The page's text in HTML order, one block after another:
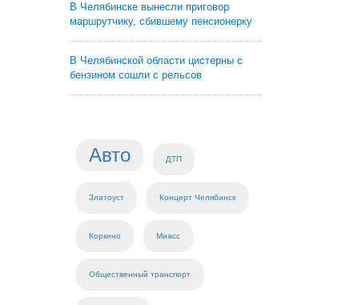
В Челябинске вынесли приговор
маршрутчику, сбившему пенсионерку
В Челябинской области цистерны с
бензином сошли с рельсов
Авто ДТП
Златоуст Концерт Челябинск
Коркино Миасс
Общественный транспорт